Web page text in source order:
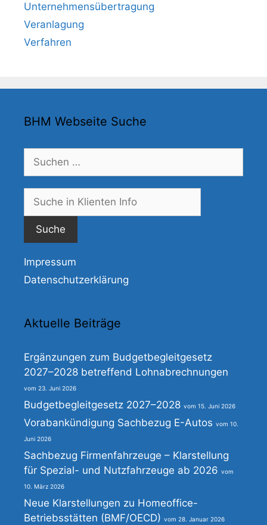
Unternehmensübertragung
Veranlagung
Verfahren
BHM Webseite Suche
Suchen
nach:
Impressum
Datenschutzerklärung
Aktuelle Beiträge
Ergänzungen zum Budgetbegleitgesetz
2027–2028 betreffend Lohnabrechnungen
23. Juni 2026
Budgetbegleitgesetz 2027–2028 15. Juni 2026
Vorabankündigung Sachbezug E-Autos 10.
Juni 2026
Sachbezug Firmenfahrzeuge – Klarstellung
für Spezial- und Nutzfahrzeuge ab 2026
10. März 2026
Neue Klarstellungen zu Homeoffice-
Betriebsstätten (BMF/OECD)
28. Januar 2026